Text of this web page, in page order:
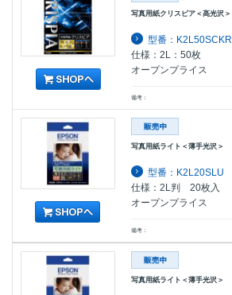
写真用紙クリスピア＜高光沢＞
型番：K2L50SCKR
仕様：2L：50枚
オープンプライス
備考：
写真用紙ライト＜薄手光沢＞
型番：K2L20SLU
仕様：2L判 20枚入
オープンプライス
備考：
写真用紙ライト＜薄手光沢＞